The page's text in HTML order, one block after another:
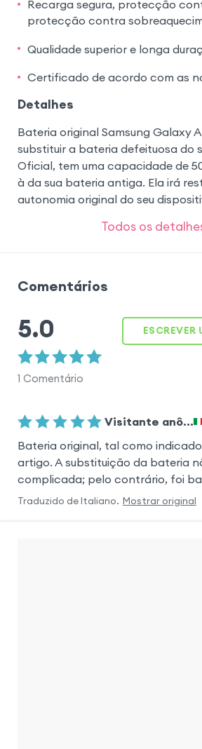
Recarga segura, protecção
protecção contra
Qualidade superior e longa
Certificado de acordo com as
Detalhes
Bateria original Samsung Galaxy
substituir a bateria defeituosa do
Oficial, tem uma capacidade de
à da sua bateria antiga. Ela irá
autonomia original do seu
Todos os
Comentários
5.0
1 Comentário
ESCREVER
Visitante anô...
Bateria original, tal como
artigo. A substituição da bateria
complicada; pelo contrário, foi
Traduzido deItaliano. Mostrar original